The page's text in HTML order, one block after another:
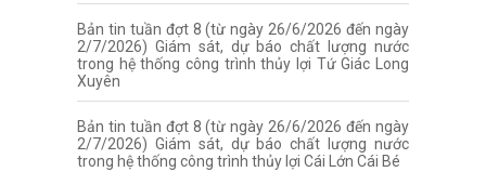
Bản tin tuần đợt 8 (từ ngày 26/6/2026 đến ngày
2/7/2026) Giám sát, dự báo chất lượng nước
trong hệ thống công trình thủy lợi Tứ Giác Long
Xuyên
Bản tin tuần đợt 8 (từ ngày 26/6/2026 đến ngày
2/7/2026) Giám sát, dự báo chất lượng nước
trong hệ thống công trình thủy lợi Cái Lớn Cái Bé